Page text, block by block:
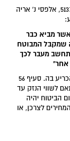
וכב' השופט דן ארבל בת"א (שלום תל אביב) 51377/94, אלפסי נ' אריה
מביא כבר
שמקבל המבוטח
מעבר לכך
אחר"
21. אינני רואה צורך לקבוע מסמרות בסוגייה זו ולהכריע בה. סעיף 56
לשווי הנזק עד
הביטוח יהיה
לצרכן, או